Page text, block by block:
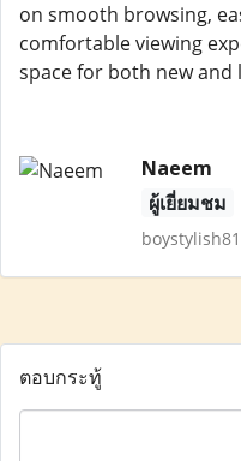
on smooth browsing,
comfortable viewing
space for both new and
Naeem
ผู้เยี่ยมชม
ตอบกระทู้